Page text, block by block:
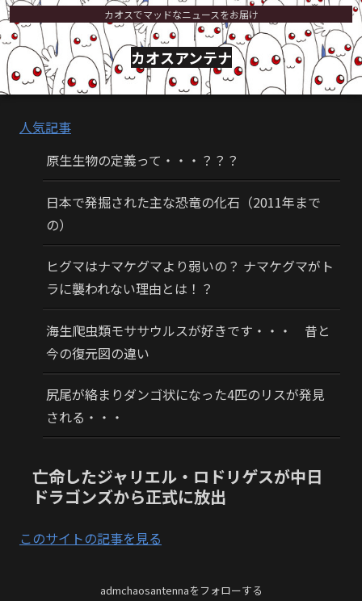
カオスでマッドなニュースをお届け
カオスアンテナ
人気記事
原生生物の定義って・・・？？？
日本で発掘された主な恐竜の化石（2011年まで
の）
ヒグマはナマケグマより弱いの？ ナマケグマがト
ラに襲われない理由とは！？
海生爬虫類モササウルスが好きです・・・ 昔と
今の復元図の違い
尻尾が絡まりダンゴ状になった4匹のリスが発見
される・・・
亡命したジャリエル・ロドリゲスが中日
ドラゴンズから正式に放出
このサイトの記事を見る
admchaosantennaをフォローする